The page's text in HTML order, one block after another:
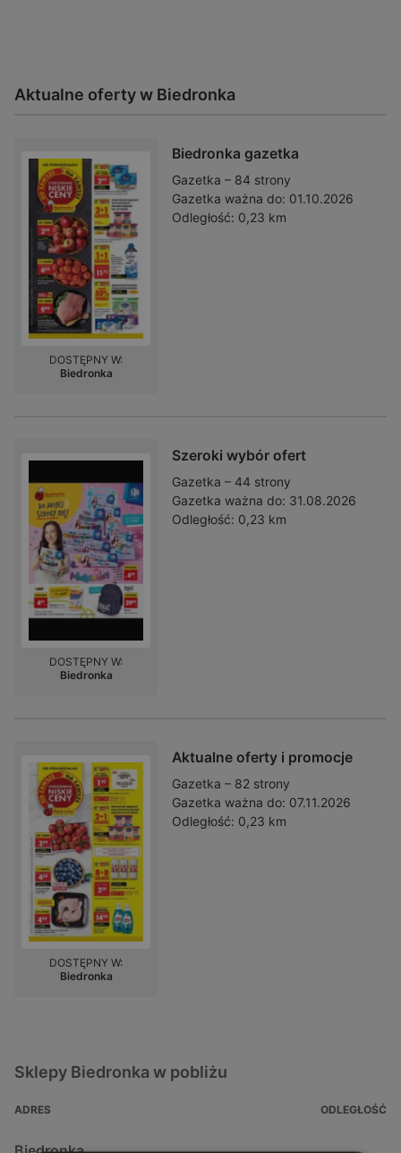
Aktualne oferty w Biedronka
Biedronka gazetka
Gazetka – 84 strony
Gazetka ważna do: 01.10.2026
Odległość: 0,23 km
DOSTĘPNY W:
Biedronka
Szeroki wybór ofert
Gazetka – 44 strony
Gazetka ważna do: 31.08.2026
Odległość: 0,23 km
DOSTĘPNY W:
Biedronka
Aktualne oferty i promocje
Gazetka – 82 strony
Gazetka ważna do: 07.11.2026
Odległość: 0,23 km
DOSTĘPNY W:
Biedronka
Sklepy Biedronka w pobliżu
ADRES ODLEGŁOŚĆ